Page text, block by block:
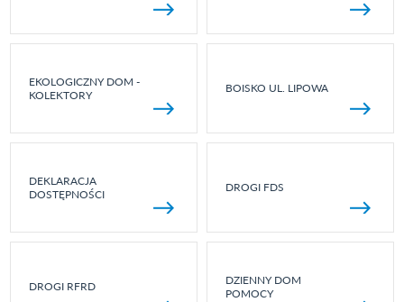
EKOLOGICZNY DOM -
KOLEKTORY
BOISKO UL. LIPOWA
DEKLARACJA
DOSTĘPNOŚCI
DROGI FDS
DROGI RFRD
DZIENNY DOM
POMOCY